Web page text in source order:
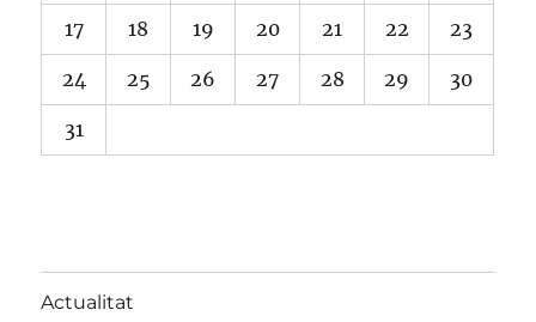
17 18 19 20 21 22 23
24 25 26 27 28 29 30
31
Actualitat